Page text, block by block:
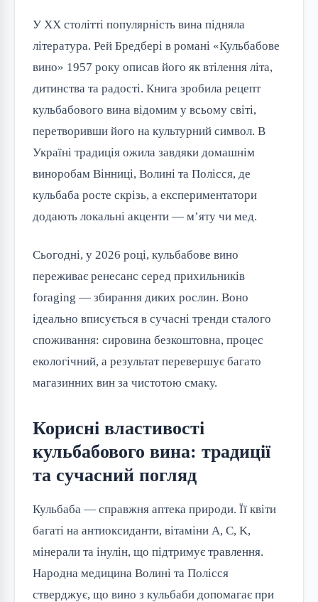
У XX столітті популярність вина підняла
література. Рей Бредбері в романі «Кульбабове
вино» 1957 року описав його як втілення літа,
дитинства та радості. Книга зробила рецепт
кульбабового вина відомим у всьому світі,
перетворивши його на культурний символ. В
Україні традиція ожила завдяки домашнім
виноробам Вінниці, Волині та Полісся, де
кульбаба росте скрізь, а експериментатори
додають локальні акценти — м’яту чи мед.
Сьогодні, у 2026 році, кульбабове вино
переживає ренесанс серед прихильників
foraging — збирання диких рослин. Воно
ідеально вписується в сучасні тренди сталого
споживання: сировина безкоштовна, процес
екологічний, а результат перевершує багато
магазинних вин за чистотою смаку.
Корисні властивості
кульбабового вина: традиції
та сучасний погляд
Кульбаба — справжня аптека природи. Її квіти
багаті на антиоксиданти, вітаміни A, C, K,
мінерали та інулін, що підтримує травлення.
Народна медицина Волині та Полісся
стверджує, що вино з кульбаби допомагає при